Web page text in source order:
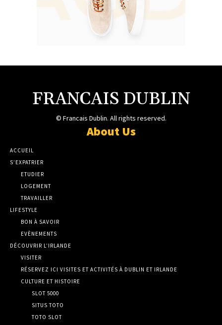
FRANCAIS DUBLIN
© Francais Dublin. All rights reserved.
About Us
ACCUEIL
S’EXPATRIER
ETUDIER
LOGEMENT
TRAVAILLER
LIFESTYLE
BON À SAVOIR
EVÈNEMENTS
DÉCOUVRIR L’IRLANDE
VISITER
RÉSERVEZ ICI VISITES ET ACTIVITÉS À DUBLIN ET IRLANDE
CULTURE ET HISTOIRE
SLOT 5000
SITUS TOTO
TOTO SLOT